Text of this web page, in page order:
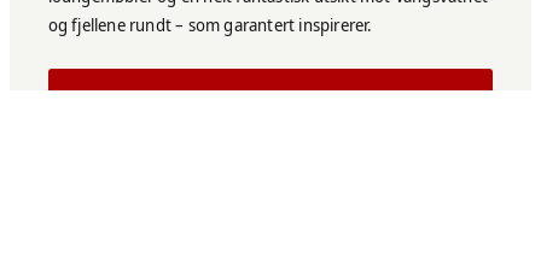
og fjellene rundt – som garantert inspirerer.